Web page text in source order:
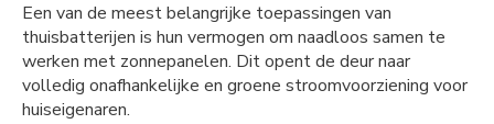
Een van de meest belangrijke toepassingen van
thuisbatterijen is hun vermogen om naadloos samen te
werken met zonnepanelen. Dit opent de deur naar
volledig onafhankelijke en groene stroomvoorziening voor
huiseigenaren.